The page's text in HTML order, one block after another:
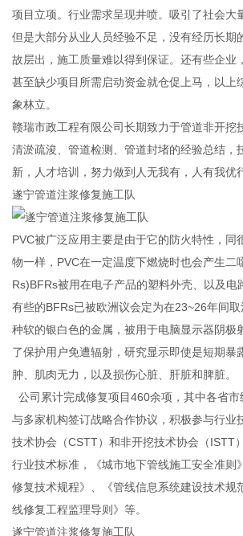
项目立项。行业需求呈现井喷。吸引了社会大
但是大部分从业人员经验不足，没有经历长期
故层出，施工质量难以得到保证。还有些企业
甚至缺少项目所需启动资金就仓促上马，以上
象林立。
赣瑞市政工程有限公司长期致力于管道非开挖
清淤疏浚、管道检测、管道封堵的经验总结，
新，人才培训，努力做到人无我有，人有我优
遂宁管道注浆修复施工队
PVC被广泛应用主要是由于它的防火特性，同
物一样，PVC在一定温度下燃烧时也会产生二
Rs)BFRs被用在电子产品的塑料外壳、以及电
有些的BFRs已被欧洲议会定为在23~26年间
种软的银白色的金属，被用于电脑显示器阴极
了保护用户免遭辐射，研究显示即使是短期暴
肿、肌肉无力，以及损伤心脏、肝脏和脾脏。
公司累计完成修复项目460余项，其中各省市
与多家机构签订战略合作协议，积极参与行业
技术协会（CSTT）和非开挖技术协会（ISTT
行业技术标准，《城市地下管线施工安全准则
修复技术规程》、《管线信息系统建设技术规
线修复工程监理导则》等。
遂宁管道注浆修复施工队